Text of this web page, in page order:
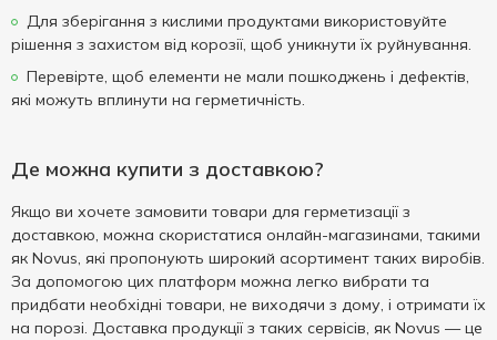
Для зберігання з кислими продуктами використовуйте
рішення з захистом від корозії, щоб уникнути їх руйнування.
Перевірте, щоб елементи не мали пошкоджень і дефектів,
які можуть вплинути на герметичність.
Де можна купити з доставкою?
Якщо ви хочете замовити товари для герметизації з
доставкою, можна скористатися онлайн-магазинами, такими
як Novus, які пропонують широкий асортимент таких виробів.
За допомогою цих платформ можна легко вибрати та
придбати необхідні товари, не виходячи з дому, і отримати їх
на порозі. Доставка продукції з таких сервісів, як Novus — це